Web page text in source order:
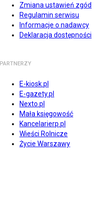
Zmiana ustawień zgód
Regulamin serwisu
Informacje o nadawcy
Deklaracja dostępności
PARTNERZY
E-kiosk.pl
E-gazety.pl
Nexto.pl
Mała księgowość
Kancelarierp.pl
Wieści Rolnicze
Życie Warszawy